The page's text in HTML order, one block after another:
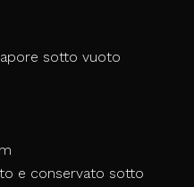
sotto vuoto
e conservato sotto